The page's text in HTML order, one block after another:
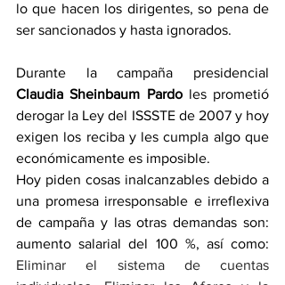
lo que hacen los dirigentes, so pena de
ser sancionados y hasta ignorados.
Claudia Sheinbaum Pardo les prometió
derogar la Ley del ISSSTE de 2007 y hoy
exigen los reciba y les cumpla algo que
económicamente es imposible.
Hoy piden cosas inalcanzables debido a
una promesa irresponsable e irreflexiva
de campaña y las otras demandas son:
Eliminar el sistema de cuentas